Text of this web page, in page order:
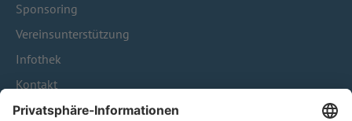
Sponsoring
Vereinsunterstützung
Infothek
Kontakt